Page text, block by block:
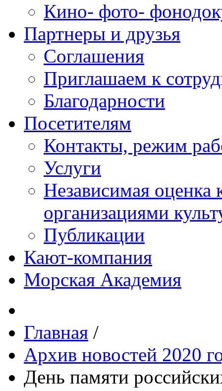
Кино- фото-
Партнеры и друзья
Соглашения
Приглашаем к
Благодарности
Посетителям
Контакты, режим
Услуги
Независимая оценка
организациями
Публикации
Кают-компания
Морская Академия
Главная /
Архив новостей 2020
День памяти